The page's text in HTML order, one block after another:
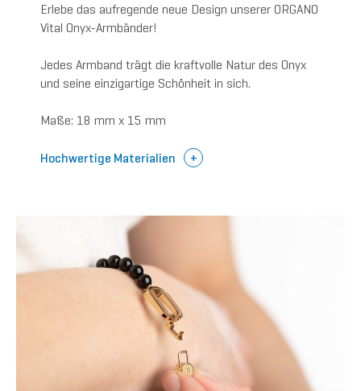
Erlebe das aufregende neue Design unserer ORGANO
Vital Onyx-Armbänder!
Jedes Armband trägt die kraftvolle Natur des Onyx
und seine einzigartige Schönheit in sich.
Maße: 18 mm x 15 mm
Hochwertige Materialien